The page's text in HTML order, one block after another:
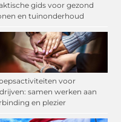
gids voor gezond
en tuinonderhoud
voor
samen werken aan
en plezier